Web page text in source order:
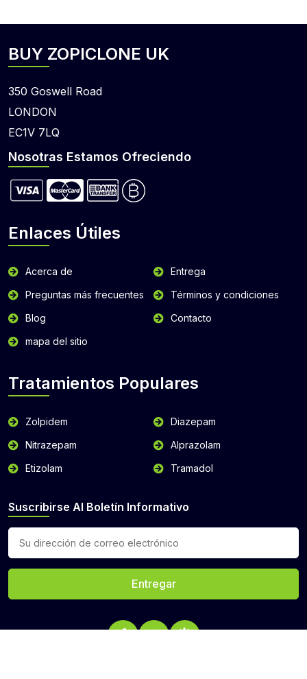
BUY ZOPICLONE UK
350 Goswell Road
LONDON
EC1V 7LQ
Nosotras Estamos Ofreciendo
Enlaces Útiles
Acerca de
Entrega
Preguntas más frecuentes
Términos y condiciones
Blog
Contacto
mapa del sitio
Tratamientos Populares
Zolpidem
Diazepam
Nitrazepam
Alprazolam
Etizolam
Tramadol
Suscribirse Al Boletín Informativo
Entregar